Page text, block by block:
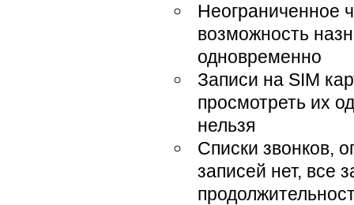
Неограниченное
возможность
одновременно
Записи на SIM
просмотреть их
нельзя
Списки звонков,
записей нет, все